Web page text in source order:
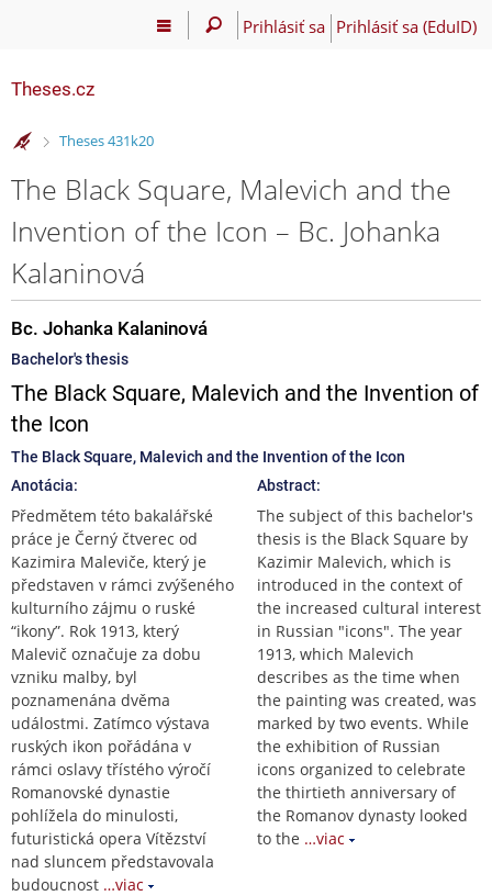
Prihlásiť sa Prihlásiť sa (EduID)
Theses.cz
>
Theses 431k20
The Black Square, Malevich and the
Invention of the Icon – Bc. Johanka
Kalaninová
Bc. Johanka Kalaninová
Bachelor's thesis
The Black Square, Malevich and the Invention of
the Icon
The Black Square, Malevich and the Invention of the Icon
Anotácia:
Předmětem této bakalářské
práce je Černý čtverec od
Kazimira Maleviče, který je
představen v rámci zvýšeného
kulturního zájmu o ruské
“ikony”. Rok 1913, který
Malevič označuje za dobu
vzniku malby, byl
poznamenána dvěma
událostmi. Zatímco výstava
ruských ikon pořádána v
rámci oslavy třístého výročí
Romanovské dynastie
pohlížela do minulosti,
futuristická opera Vítězství
nad sluncem představovala
budoucnost …viac
Abstract:
The subject of this bachelor's
thesis is the Black Square by
Kazimir Malevich, which is
introduced in the context of
the increased cultural interest
in Russian "icons". The year
1913, which Malevich
describes as the time when
the painting was created, was
marked by two events. While
the exhibition of Russian
icons organized to celebrate
the thirtieth anniversary of
the Romanov dynasty looked
to the …viac